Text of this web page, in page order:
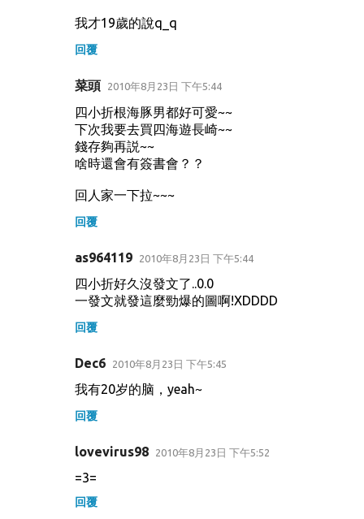
我才19歲的說q_q
回覆
菜頭 2010年8月23日 下午5:44
四小折根海豚男都好可愛~~
下次我要去買四海遊長崎~~
錢存夠再説~~
啥時還會有簽書會？？
回人家一下拉~~~
回覆
as964119 2010年8月23日 下午5:44
四小折好久沒發文了..0.0
一發文就發這麼勁爆的圖啊!XDDDD
回覆
Dec6 2010年8月23日 下午5:45
我有20岁的脑，yeah~
回覆
lovevirus98 2010年8月23日 下午5:52
=3=
回覆